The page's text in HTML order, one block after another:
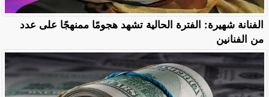
الفنانة شهيرة: الفترة الحالية تشهد هجومًا ممنهجًا على عدد
من الفنانين